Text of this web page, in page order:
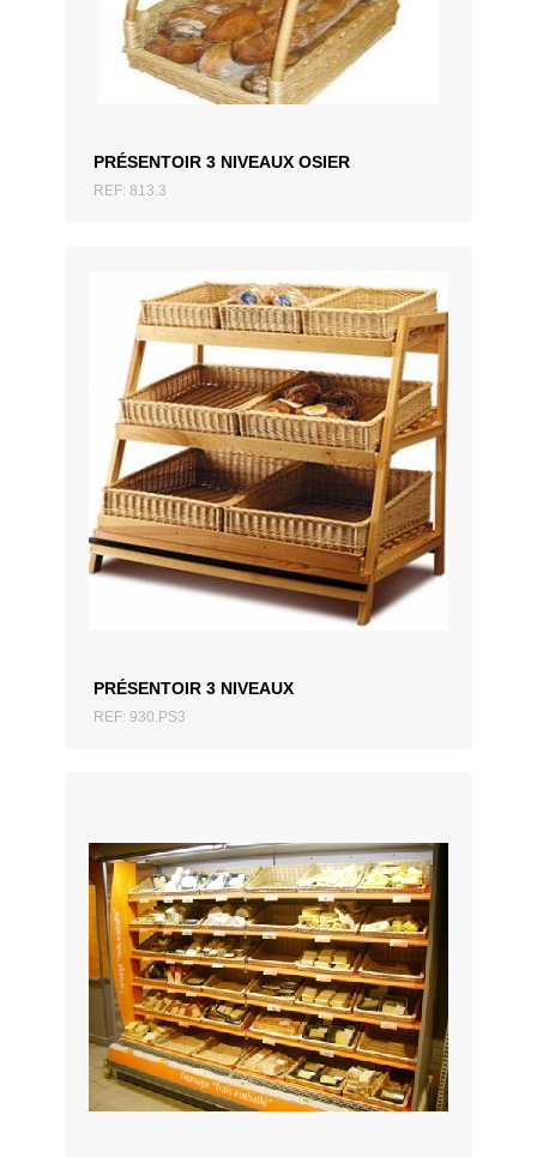
PRÉSENTOIR 3 NIVEAUX OSIER
REF: 813.3
AJOUTER AU DEVIS
PRÉSENTOIR 3 NIVEAUX
REF: 930.PS3
AJOUTER AU DEVIS
AJOUTER AU DEVIS